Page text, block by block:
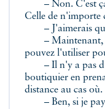
– Non. C'est ça
Celle de n'importe
– J'aimerais que
– Maintenant,
pouvez l'utiliser
– Il n'y a pas
boutiquier en
distance au cas où.
– Ben, si je